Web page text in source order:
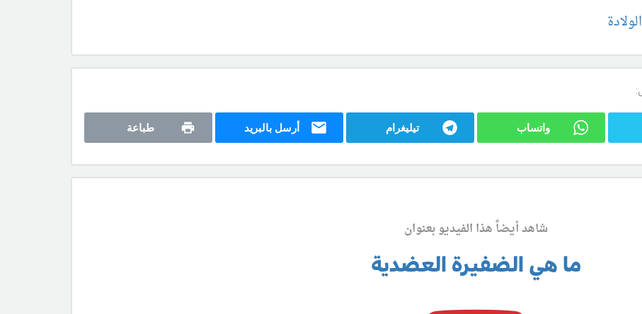
واتساب تيليغرام أرسل بالبريد طباعة
شاهد أيضاً هذا الفيديو بعنوان
ما هي الضفيرة العضدية